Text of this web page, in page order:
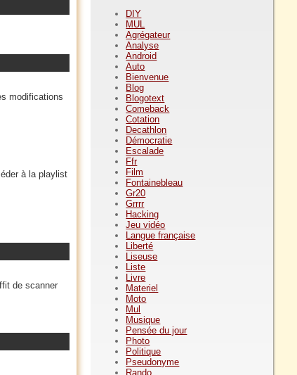
DIY
MUL
Agrégateur
Analyse
Android
Auto
Bienvenue
Blog
Blogotext
Comeback
Cotation
Decathlon
Démocratie
Escalade
Ffr
Film
Fontainebleau
Gr20
Grrrr
Hacking
Jeu vidéo
Langue française
Liberté
Liseuse
Liste
Livre
Materiel
Moto
Mul
Musique
Pensée du jour
Photo
Politique
Pseudonyme
Rando
modifications
à la playlist
de scanner